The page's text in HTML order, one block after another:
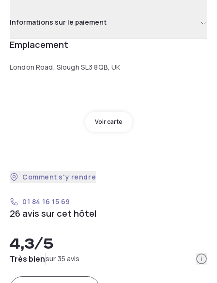
Informations sur le paiement
Emplacement
London Road, Slough SL3 8QB, UK
Voir carte
Comment s'y rendre
01 84 16 15 69
26 avis sur cet hôtel
4,3/5
Très biensur 35 avis